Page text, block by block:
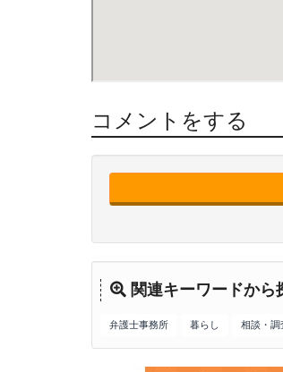
コメントをする
関連キーワードから
弁護士事務所 暮らし 相談・調